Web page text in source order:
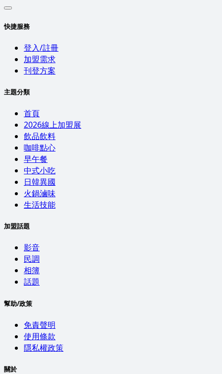
快捷服務
登入/註冊
加盟需求
刊登方案
主題分類
首頁
2026線上加盟展
飲品飲料
咖啡點心
早午餐
中式小吃
日韓異國
火鍋滷味
生活技能
加盟話題
影音
民調
相簿
話題
幫助/政策
免責聲明
使用條款
隱私權政策
關於